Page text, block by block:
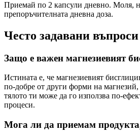
Приемай по 2 капсули дневно. Моля,
препоръчителната дневна доза.
Често задавани въпроси
Защо е важен магнезиевият
Истината е, че магнезиевият
по-добре от други форми на магнезий,
тялото ти може да го използва по-
процеси.
Мога ли да приемам